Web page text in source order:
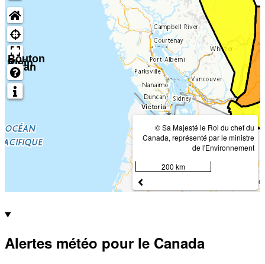
Bouton
Plein
écran
© Sa Majesté le Roi du chef du
Canada, représenté par le ministre
de l'Environnement
200 km
Alertes météo pour le Canada